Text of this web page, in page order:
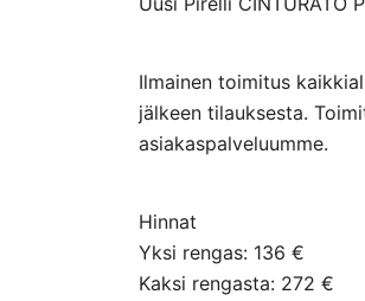
Ilmainen toimitus
jälkeen tilauksesta.
asiakaspalveluumme.
Hinnat
Yksi rengas: 136 €
Kaksi rengasta: 272 €